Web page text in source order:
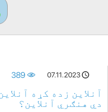
07.11.2023
389
آنلاین زده کړه
دي هنګري آنلاین؟